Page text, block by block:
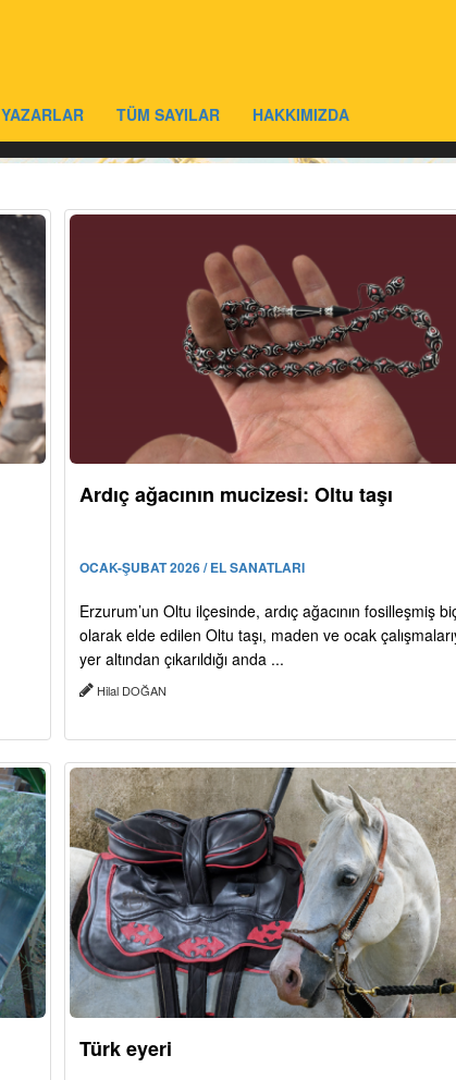
YAZARLAR TÜM SAYILAR HAKKIMIZDA
Ardıç ağacının mucizesi: Oltu taşı
OCAK-ŞUBAT 2026 / EL SANATLARI
Erzurum’un Oltu ilçesinde, ardıç ağacının fosilleşmiş
olarak elde edilen Oltu taşı, maden ve ocak
yer altından çıkarıldığı anda ...
Hilal DOĞAN
Türk eyeri